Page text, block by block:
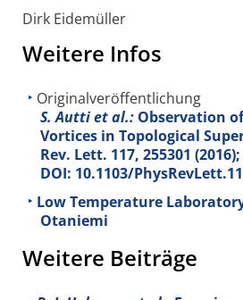
Dirk Eidemüller
Weitere Infos
Originalveröffentlichung
S. Autti et al.: Observation
Vortices in Topological
Rev. Lett. 117, 255301 (2016);
DOI: 10.1103/
Low Temperature
Otaniemi
Weitere Beiträge